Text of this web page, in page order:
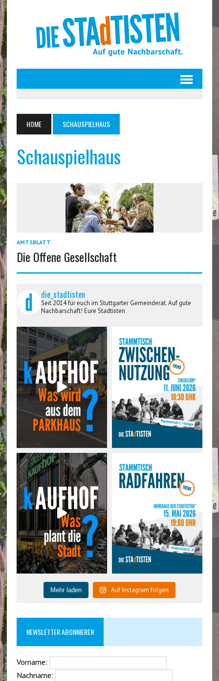
HOME SCHAUSPIELHAUS
Schauspielhaus
AMTSBLATT
Die Offene Gesellschaft
die_stadtisten
Seit 2014 für euch im Stuttgarter Gemeinderat. Auf gute
Nachbarschaft! Eure Stadtisten
Mehr laden Auf Instagram folgen
NEWSLETTER ABONNIEREN
Vorname:
Nachname: